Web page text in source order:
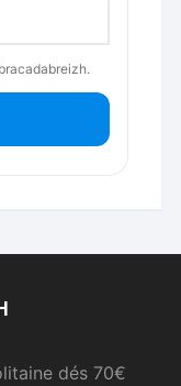
dés 70€